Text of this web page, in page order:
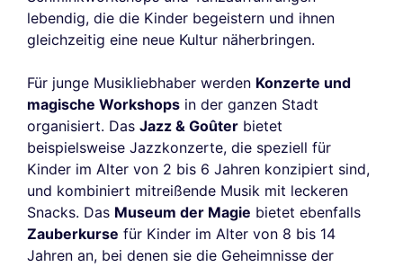
lebendig, die die Kinder begeistern und ihnen
gleichzeitig eine neue Kultur näherbringen.
Für junge Musikliebhaber werden Konzerte und
magische Workshops in der ganzen Stadt
organisiert. Das Jazz & Goûter bietet
beispielsweise Jazzkonzerte, die speziell für
Kinder im Alter von 2 bis 6 Jahren konzipiert sind,
und kombiniert mitreißende Musik mit leckeren
Snacks. Das Museum der Magie bietet ebenfalls
Zauberkurse für Kinder im Alter von 8 bis 14
Jahren an, bei denen sie die Geheimnisse der